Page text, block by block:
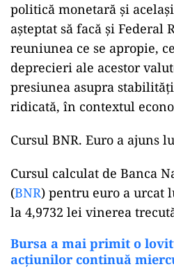
politică monetară şi
aşteptat să facă şi Federal
reuniunea ce se apropie,
deprecieri ale acestor
presiunea asupra
ridicată, în contextul
Cursul BNR. Euro a ajuns
Cursul calculat de Banca
(BNR) pentru euro a urcat
la 4,9732 lei vinerea
Bursa a mai primit o
acţiunilor continuă